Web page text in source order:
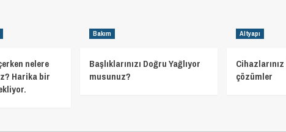
Gereken
Konular..
nelere
Harika bir
Bakım
Başlıklarınızı Doğru Yağlıyor
musunuz?
Altyapı
çözümler